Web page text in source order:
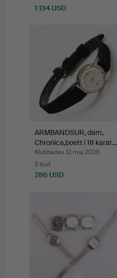
1 134 USD
ARMBANDSUR, dam,
Chronica,boett i 18 karat…
Klubbades 12 maj 2026
5 bud
286 USD